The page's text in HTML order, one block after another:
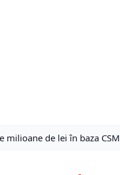
de lei în baza CSM